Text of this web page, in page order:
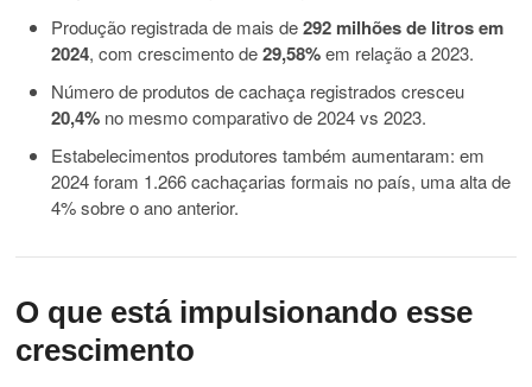
Produção registrada de mais de292 milhões de litros em
2024, com crescimento de29,58%em relação a 2023.
Número de produtos de cachaça registrados cresceu
20,4% no mesmo comparativo de 2024 vs 2023.
Estabelecimentos produtores também aumentaram: em
2024 foram 1.266 cachaçarias formais no país, uma alta de
4% sobre o ano anterior.
O que está impulsionando esse
crescimento